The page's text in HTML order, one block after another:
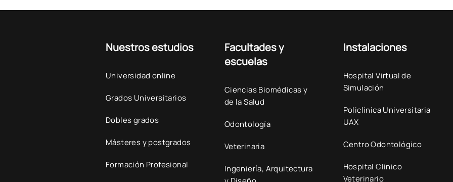
Nuestros estudios
Universidad online
Grados Universitarios
Dobles grados
Másteres y postgrados
Formación Profesional
Facultades y
escuelas
Ciencias Biomédicas y
de la Salud
Odontología
Veterinaria
Ingeniería, Arquitectura
Instalaciones
Hospital Virtual de
Simulación
Policlínica Universitaria
UAX
Centro Odontológico
Hospital Clínico
Veterinario